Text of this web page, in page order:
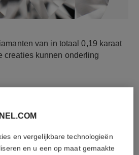
van in totaal 0,19 karaat
creaties kunnen onderling
en vergelijkbare technologieën
en u een op maat gemaakte